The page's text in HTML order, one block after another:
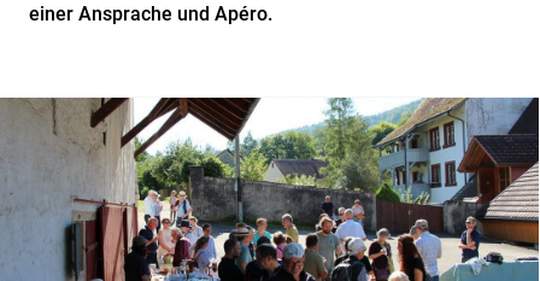
einer Ansprache und Apéro.